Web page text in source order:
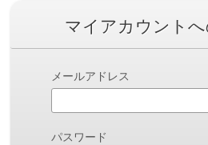
マイアカウント
メールアドレス
パスワード